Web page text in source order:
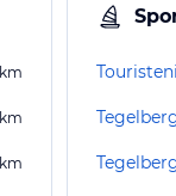
km
km
km